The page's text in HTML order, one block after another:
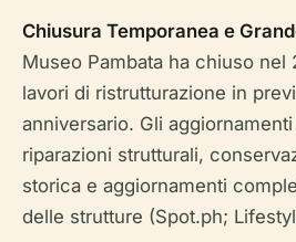
Chiusura Temporanea e
Museo Pambata ha chiuso nel
lavori di ristrutturazione in
anniversario. Gli
riparazioni strutturali,
storica e aggiornamenti
delle strutture (Spot.ph;